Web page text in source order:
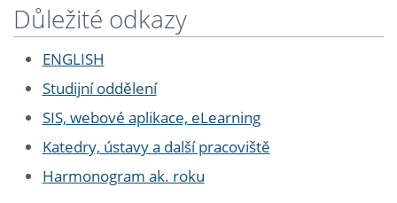
Důležité odkazy
ENGLISH
Studijní oddělení
SIS, webové aplikace, eLearning
Katedry, ústavy a další pracoviště
Harmonogram ak. roku